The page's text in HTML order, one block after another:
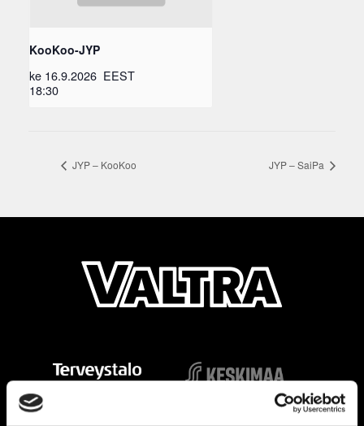
KooKoo-JYP
ke 16.9.2026
18:30
EEST
JYP – KooKoo JYP – SaiPa